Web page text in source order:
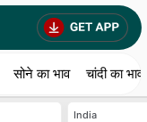
सोने का भाव चांदी का भाव
India